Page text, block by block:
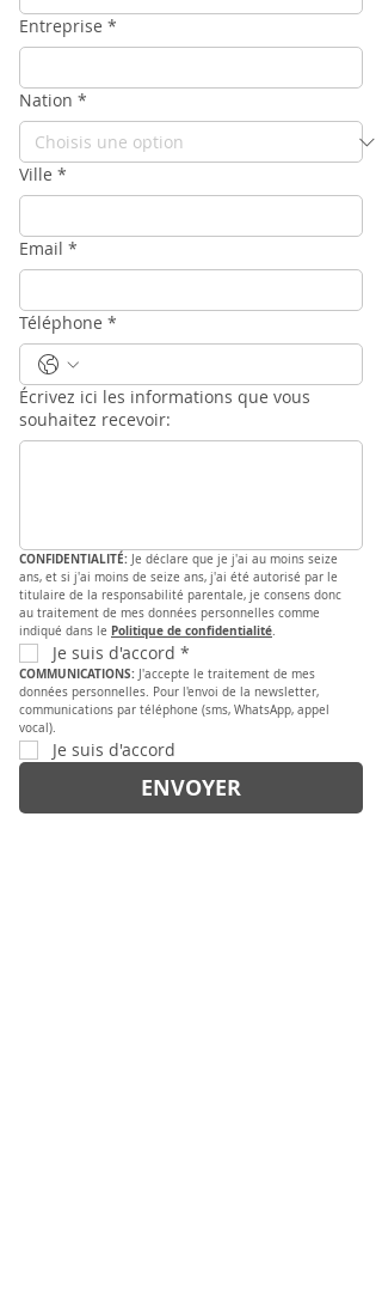
Entreprise *
Nation *
Ville *
Email *
Téléphone *
Écrivez ici les informations que vous
souhaitez recevoir:
CONFIDENTIALITÉ: Je déclare que je j'ai au moins seize
ans, et si j'ai moins de seize ans, j'ai été autorisé par le
titulaire de la responsabilité parentale, je consens donc
au traitement de mes données personnelles comme
indiqué dans le Politique de confidentialité.
Je suis d'accord *
COMMUNICATIONS: J'accepte le traitement de mes
données personnelles. Pour l'envoi de la newsletter,
communications par téléphone (sms, WhatsApp, appel
vocal).
Je suis d'accord
ENVOYER